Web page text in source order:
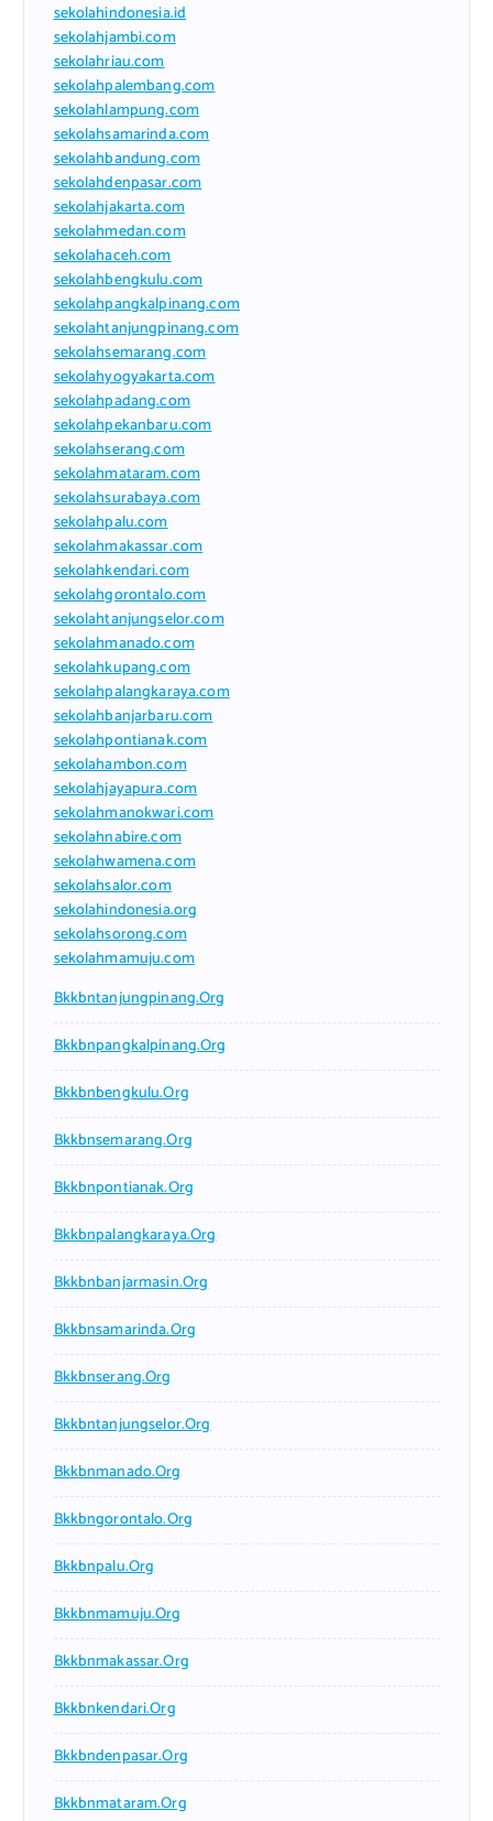
sekolahindonesia.id
sekolahjambi.com
sekolahriau.com
sekolahpalembang.com
sekolahlampung.com
sekolahsamarinda.com
sekolahbandung.com
sekolahdenpasar.com
sekolahjakarta.com
sekolahmedan.com
sekolahaceh.com
sekolahbengkulu.com
sekolahpangkalpinang.com
sekolahtanjungpinang.com
sekolahsemarang.com
sekolahyogyakarta.com
sekolahpadang.com
sekolahpekanbaru.com
sekolahserang.com
sekolahmataram.com
sekolahsurabaya.com
sekolahpalu.com
sekolahmakassar.com
sekolahkendari.com
sekolahgorontalo.com
sekolahtanjungselor.com
sekolahmanado.com
sekolahkupang.com
sekolahpalangkaraya.com
sekolahbanjarbaru.com
sekolahpontianak.com
sekolahambon.com
sekolahjayapura.com
sekolahmanokwari.com
sekolahnabire.com
sekolahwamena.com
sekolahsalor.com
sekolahindonesia.org
sekolahsorong.com
sekolahmamuju.com
Bkkbntanjungpinang.org
Bkkbnpangkalpinang.org
Bkkbnbengkulu.org
Bkkbnsemarang.org
Bkkbnpontianak.org
Bkkbnpalangkaraya.org
Bkkbnbanjarmasin.org
Bkkbnsamarinda.org
Bkkbnserang.org
Bkkbntanjungselor.org
Bkkbnmanado.org
Bkkbngorontalo.org
Bkkbnpalu.org
Bkkbnmamuju.org
Bkkbnmakassar.org
Bkkbnkendari.org
Bkkbndenpasar.org
Bkkbnmataram.org